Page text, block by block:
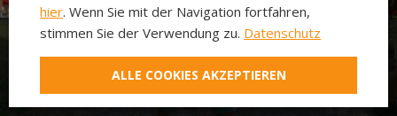
Neuer Pilgerweg Via
Laudato si’
hier. Wenn Sie mit der Navigation fortfahren,
stimmen Sie der Verwendung zu. Datenschutz
ALLE COOKIES AKZEPTIEREN